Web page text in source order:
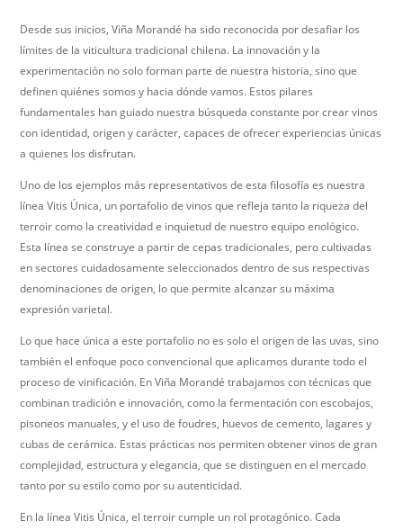
Desde sus inicios, Viña Morandé ha sido reconocida por desafiar los
límites de la viticultura tradicional chilena. La innovación y la
experimentación no solo forman parte de nuestra historia, sino que
definen quiénes somos y hacia dónde vamos. Estos pilares
fundamentales han guiado nuestra búsqueda constante por crear vinos
con identidad, origen y carácter, capaces de ofrecer experiencias únicas
a quienes los disfrutan.
Uno de los ejemplos más representativos de esta filosofía es nuestra
línea Vitis Única, un portafolio de vinos que refleja tanto la riqueza del
terroir como la creatividad e inquietud de nuestro equipo enológico.
Esta línea se construye a partir de cepas tradicionales, pero cultivadas
en sectores cuidadosamente seleccionados dentro de sus respectivas
denominaciones de origen, lo que permite alcanzar su máxima
expresión varietal.
Lo que hace única a este portafolio no es solo el origen de las uvas, sino
también el enfoque poco convencional que aplicamos durante todo el
proceso de vinificación. En Viña Morandé trabajamos con técnicas que
combinan tradición e innovación, como la fermentación con escobajos,
pisoneos manuales, y el uso de foudres, huevos de cemento, lagares y
cubas de cerámica. Estas prácticas nos permiten obtener vinos de gran
complejidad, estructura y elegancia, que se distinguen en el mercado
tanto por su estilo como por su autenticidad.
En la línea Vitis Única, el terroir cumple un rol protagónico. Cada